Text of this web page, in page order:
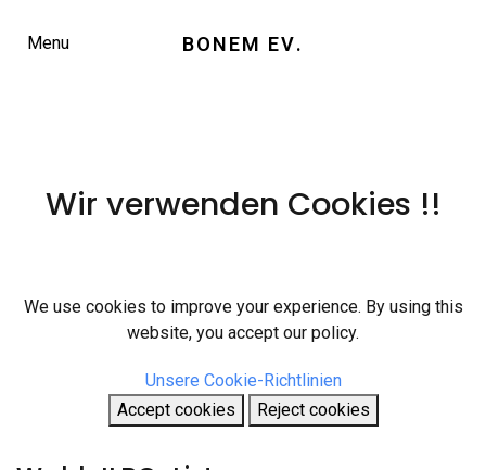
Menu BONEM EV.
Wir verwenden Cookies !!
We use cookies to improve your experience. By using this
website, you accept our policy.
Unsere Cookie-Richtlinien
Accept cookies
Reject cookies